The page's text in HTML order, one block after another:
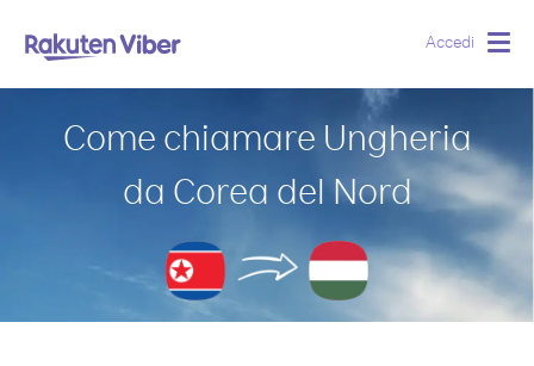
Accedi
Come chiamare Ungheria
da Corea del Nord